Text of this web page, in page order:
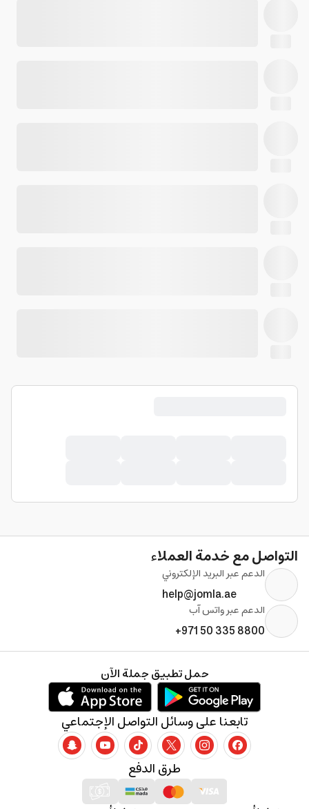
التواصل مع خدمة العملاء
الدعم عبر البريد الإلكتروني
help@jomla.ae
الدعم عبر واتس آب
+971 50 335 8800
طرق الدفع
تابعنا على وسائل التواصل الإجتماعي
حمل تطبيق جملة الآن